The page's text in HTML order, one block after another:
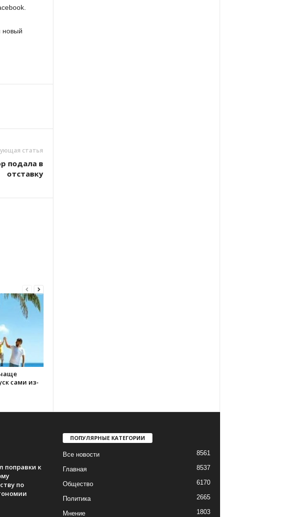
новый
статья
подала в
отставку
сами из-
поправки к
по
ПОПУЛЯРНЫЕ КАТЕГОРИИ
Все новости 8561
Главная 8537
Общество 6170
Политика 2665
Мнение 1803